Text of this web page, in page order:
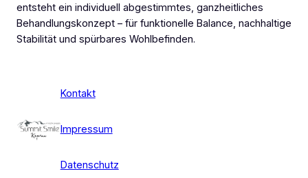
entsteht ein individuell abgestimmtes, ganzheitliches
Behandlungskonzept – für funktionelle Balance, nachhaltige
Stabilität und spürbares Wohlbefinden.
Kontakt
Impressum
Datenschutz